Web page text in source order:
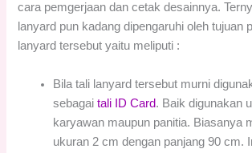
cara pemgerjaan dan cetak desainnya.
lanyard pun kadang dipengaruhi oleh tujuan
lanyard tersebut yaitu meliputi :
Bila tali lanyard tersebut murni
sebagaitali ID Card. Baik digunakan
karyawan maupun panitia. Biasanya
ukuran 2 cm dengan panjang 90 cm.